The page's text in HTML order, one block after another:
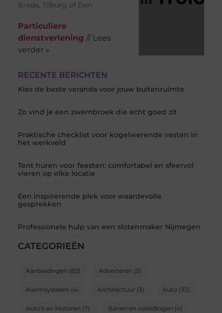
RECENTE BERICHTEN
Kies de beste veranda voor jouw buitenruimte
Zo vind je een zwembroek die echt goed zit
Praktische checklist voor kogelwerende vesten in
het werkveld
Tent huren voor feesten: comfortabel en sfeervol
vieren op elke locatie
Een inspirerende plek voor waardevolle
gesprekken
Professionele hulp van een slotenmaker Nijmegen
CATEGORIEËN
Aanbiedingen (82) Adverteren (5)
Alarmsysteem (4) Architectuur (3) Auto (33)
Auto's en Motoren (7) Banen en opleidingen (4)
Breda, Tilburg of Den
Particuliere
dienstverlening // Lees
verder »